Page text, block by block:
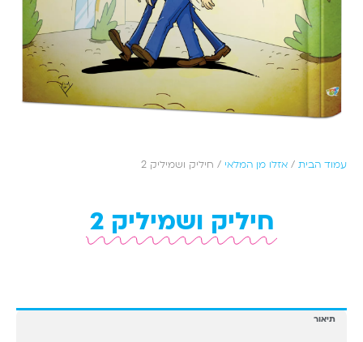
עמוד הבית / אזלו מן המלאי / חיליק ושמיליק 2
חיליק ושמיליק 2
תיאור